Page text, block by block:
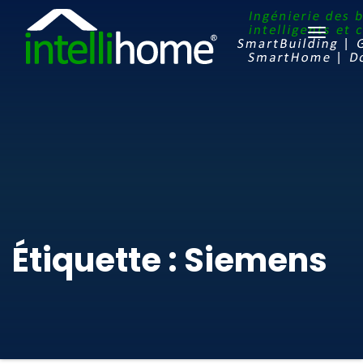
Ouvrir
le
Étiquette : Siemens